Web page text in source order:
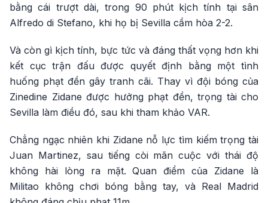
bằng cái trượt dài, trong 90 phút kịch tính tại sân
Alfredo di Stefano, khi họ bị Sevilla cầm hòa 2-2.
Và còn gì kịch tính, bực tức và đáng thất vọng hơn khi
kết cục trận đấu được quyết định bằng một tình
huống phạt đền gây tranh cãi. Thay vì đội bóng của
Zinedine Zidane được hưởng phạt đền, trọng tài cho
Sevilla làm điều đó, sau khi tham khảo VAR.
Chẳng ngạc nhiên khi Zidane nỗ lực tìm kiếm trọng tài
Juan Martinez, sau tiếng còi mãn cuộc với thái độ
không hài lòng ra mặt. Quan điểm của Zidane là
Militao không chơi bóng bằng tay, và Real Madrid